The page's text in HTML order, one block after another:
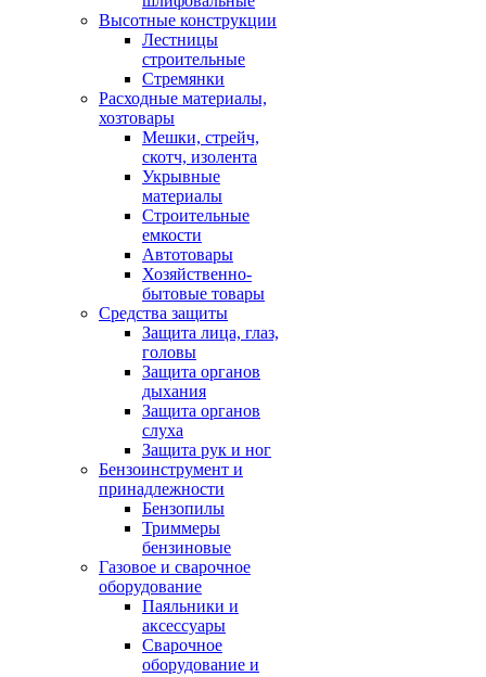
Высотные конструкции
Лестницы
строительные
Стремянки
Расходные материалы,
хозтовары
Мешки, стрейч,
скотч, изолента
Укрывные
материалы
Строительные
емкости
Автотовары
Хозяйственно-
бытовые товары
Средства защиты
Защита лица, глаз,
головы
Защита органов
дыхания
Защита органов
слуха
Защита рук и ног
Бензоинструмент и
принадлежности
Бензопилы
Триммеры
бензиновые
Газовое и сварочное
оборудование
Паяльники и
аксессуары
Сварочное
оборудование и